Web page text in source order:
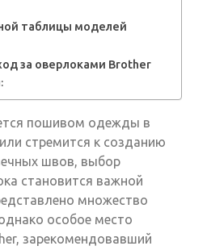
таблицы моделей
за оверлоками Brother
пошивом одежды в
стремится к созданию
швов, выбор
становится важной
множество
особое место
зарекомендовавший